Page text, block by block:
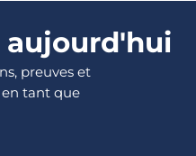
aujourd'hui
preuves et
en tant que